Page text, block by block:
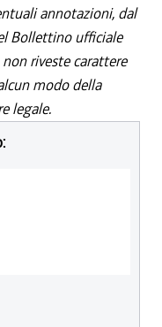
annotazioni, dal
Bollettino ufficiale
riveste carattere
modo della
legale.